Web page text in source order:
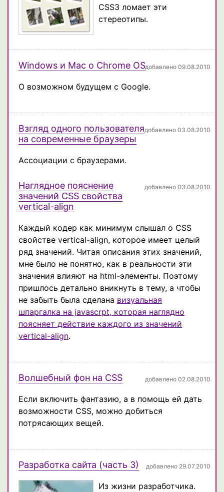
CSS3 ломает эти
стереотипы.
Windows и Mac о Chrome OSдобавлено 09.08.2010
О возможном будущем с Google.
Взгляд одного пользователя
на современные браузеры
добавлено 03.08.2010
Ассоциации с браузерами.
Наглядное пояснение
значений CSS свойства
vertical-align
добавлено 03.08.2010
Каждый кодер как минимум слышал о CSS
свойстве vertical-align, которое имеет целый
ряд значений. Читая описания этих значений,
мне было не понятно, как в реальности эти
значения влияют на html-элементы. Поэтому
пришлось детально вникнуть в тему, а чтобы
не забыть была сделана визуальная
шпаргалка на javascrpt, которая наглядно
поясняет действие каждого из значений
vertical-align.
Волшебный фон на CSS добавлено 02.08.2010
Если включить фантазию, а в помощь ей дать
возможности CSS, можно добиться
потрясающих вещей.
Разработка сайта (часть 3) добавлено 29.07.2010
Из жизни разработчика.